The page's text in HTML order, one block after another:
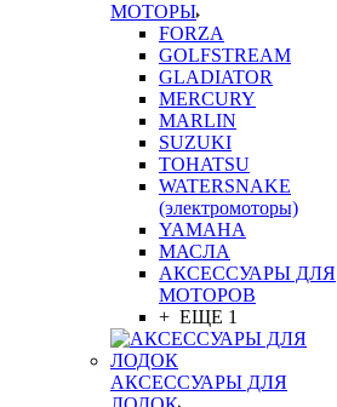
МОТОРЫ
FORZA
GOLFSTREAM
GLADIATOR
MERCURY
MARLIN
SUZUKI
TOHATSU
WATERSNAKE
(электромоторы)
YAMAHA
МАСЛА
АКСЕССУАРЫ ДЛЯ
МОТОРОВ
+ ЕЩЕ 1
АКСЕССУАРЫ ДЛЯ